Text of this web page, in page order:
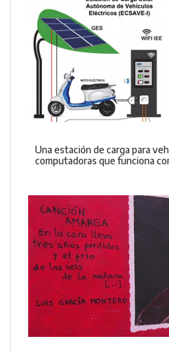
Una estación de carga para
computadoras que funciona